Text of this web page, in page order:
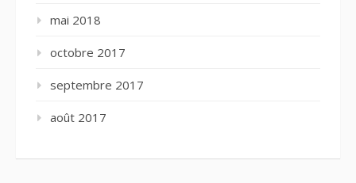
mai 2018
octobre 2017
septembre 2017
août 2017